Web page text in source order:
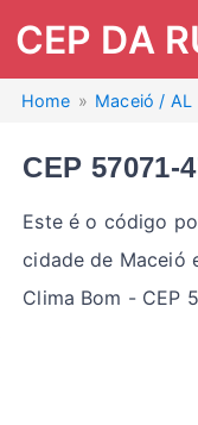
CEP DA
Home Maceió / AL
CEP 57071-
Este é o código
cidade de Maceió
Clima Bom - CEP